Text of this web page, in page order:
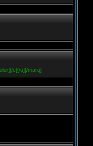
c][/u][/marq]